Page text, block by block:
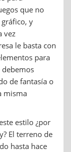
que no
y
vez
le basta con
para
debemos
de fantasía o
misma
estilo ¿por
El terreno de
hasta hace